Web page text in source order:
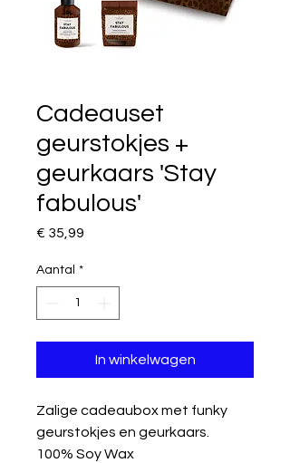
Cadeauset
geurstokjes +
geurkaars 'Stay
fabulous'
€ 35,99
Aantal *
In winkelwagen
Zalige cadeaubox met funky
geurstokjes en geurkaars.
100% Soy Wax